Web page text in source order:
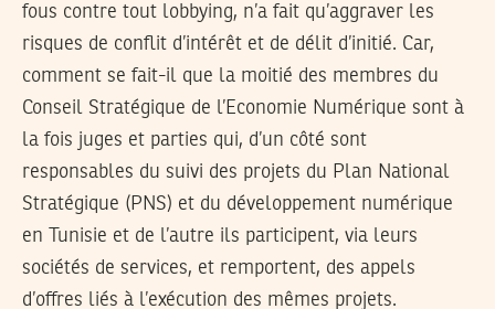
fous contre tout lobbying, n’a fait qu’aggraver les
risques de conflit d’intérêt et de délit d’initié. Car,
comment se fait-il que la moitié des membres du
Conseil Stratégique de l’Economie Numérique sont à
la fois juges et parties qui, d’un côté sont
responsables du suivi des projets du Plan National
Stratégique (PNS) et du développement numérique
en Tunisie et de l’autre ils participent, via leurs
sociétés de services, et remportent, des appels
d’offres liés à l’exécution des mêmes projets.